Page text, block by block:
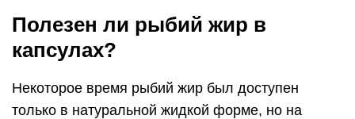
Полезен ли рыбий жир в
капсулах?
Некоторое время рыбий жир был доступен
только в натуральной жидкой форме, но на